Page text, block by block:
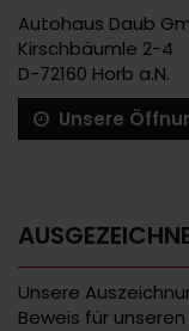
Autohaus Daub
Kirschbäumle 2-4
D-72160 Horb a.N.
Unsere
Unsere
Beweis für